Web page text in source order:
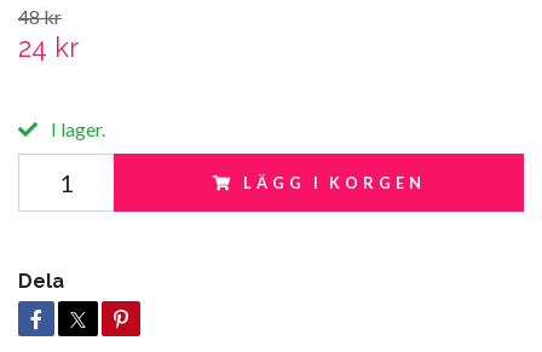
48 kr
24 kr
I lager.
LÄGG I KORGEN
Dela